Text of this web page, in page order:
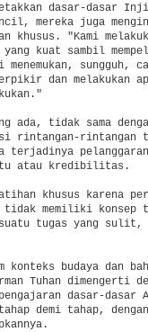
dasar-dasar
mereka juga
khusus. "Kami
kuat sambil
menemukan, sungguh,
dan melakukan
ada, tidak sama
rintangan-rintangan
terjadinya
atau kredibilitas.
khusus karena
memiliki konsep
tugas yang sulit,
konteks budaya dan
Tuhan dimengerti
dasar-dasar
demi tahap,